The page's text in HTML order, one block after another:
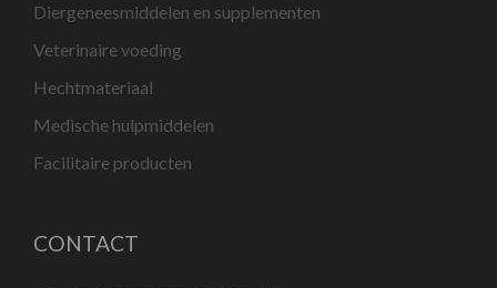
Diergeneesmiddelen en supplementen
Veterinaire voeding
Hechtmateriaal
Medische hulpmiddelen
Facilitaire producten
CONTACT